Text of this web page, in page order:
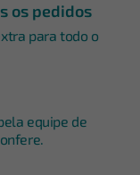
os pedidos
para todo o
equipe de